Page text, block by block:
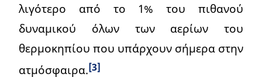
λιγότερο από το 1% του πιθανού
δυναμικού όλων των αερίων του
θερμοκηπίου που υπάρχουν σήμερα στην
ατμόσφαιρα.[3]